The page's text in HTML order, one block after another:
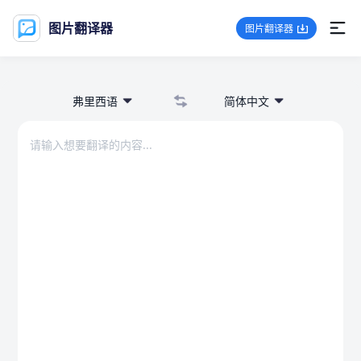
图片翻译器 图片翻译器
弗里西语 简体中文